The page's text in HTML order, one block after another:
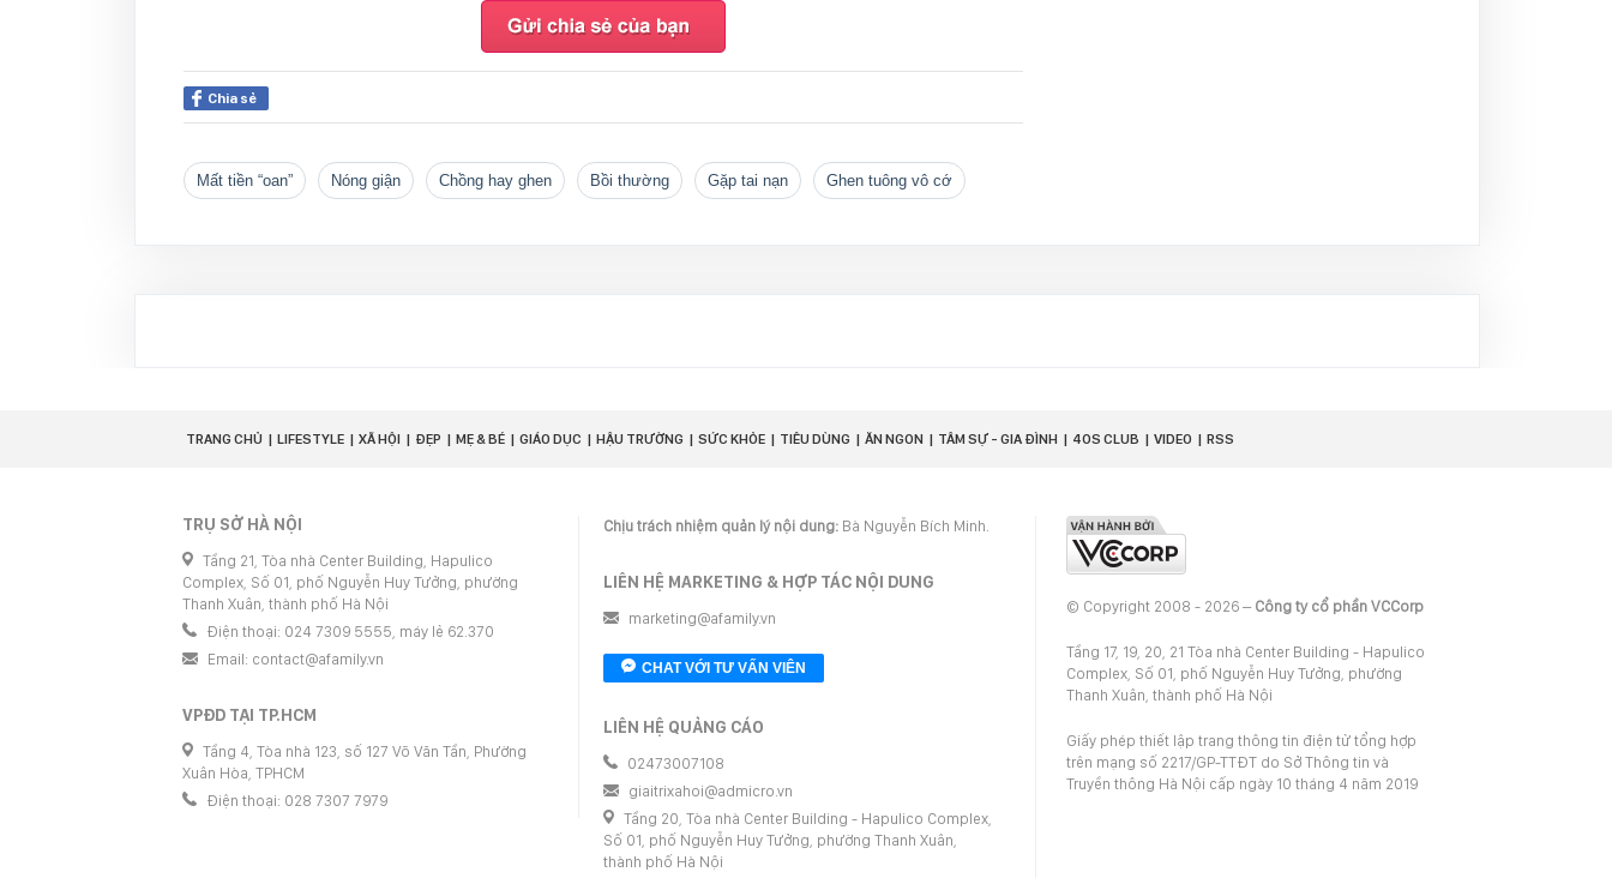
Chia sẻ
mất tiền “oan” nóng giận chồng hay ghen bồi thường gặp tai nạn ghen tuông vô cớ
TRANG CHỦ LIFESTYLE XÃ HỘI ĐẸP MẸ & BÉ GIÁO DỤC HẬU TRƯỜNG SỨC KHỎE TIÊU DÙNG ĂN NGON TÂM SỰ - GIA ĐÌNH 40S CLUB VIDEO RSS
TRỤ SỞ HÀ NỘI
Tầng 21, Tòa nhà Center Building, Hapulico
Complex, Số 01, phố Nguyễn Huy Tưởng, phường
Thanh Xuân, thành phố Hà Nội
Điện thoại: 024 7309 5555, máy lẻ 62.370
Email: contact@afamily.vn
VPĐD TẠI TP.HCM
Tầng 4, Tòa nhà 123, số 127 Võ Văn Tần, Phường
Xuân Hòa, TPHCM
Điện thoại: 028 7307 7979
Chịu trách nhiệm quản lý nội dung: Bà Nguyễn Bích Minh.
LIÊN HỆ MARKETING & HỢP TÁC NỘI DUNG
marketing@afamily.vn
CHAT VỚI TƯ VẤN VIÊN
LIÊN HỆ QUẢNG CÁO
02473007108
giaitrixahoi@admicro.vn
Tầng 20, Tòa nhà Center Building - Hapulico Complex,
Số 01, phố Nguyễn Huy Tưởng, phường Thanh Xuân,
thành phố Hà Nội
© Copyright 2008 - 2026 – Công ty cổ phần VCCorp
Tầng 17, 19, 20, 21 Tòa nhà Center Building - Hapulico
Complex, Số 01, phố Nguyễn Huy Tưởng, phường
Thanh Xuân, thành phố Hà Nội
Giấy phép thiết lập trang thông tin điện tử tổng hợp
trên mạng số 2217/GP-TTĐT do Sở Thông tin và
Truyền thông Hà Nội cấp ngày 10 tháng 4 năm 2019